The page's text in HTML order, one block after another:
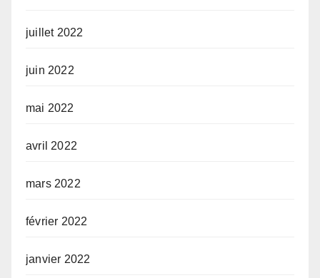
juillet 2022
juin 2022
mai 2022
avril 2022
mars 2022
février 2022
janvier 2022